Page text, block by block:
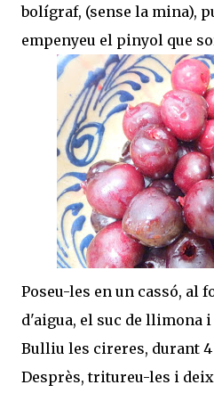
bolígraf, (sense la mina),
empenyeu el pinyol que
Poseu-les en un cassó, al
d'aigua, el suc de llimona
Bulliu les cireres, durant
Desprès, tritureu-les i